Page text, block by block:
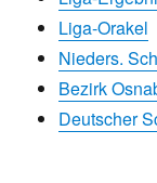
Liga-Orakel
Nieders.
Bezirk
Deutscher